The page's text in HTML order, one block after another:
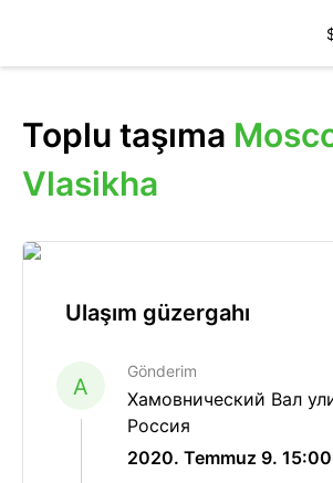
Toplu taşıma
Vlasikha
Ulaşım güzergahı
A
Gönderim
Хамовнический Вал
Россия
2020. Temmuz 9. 15:00